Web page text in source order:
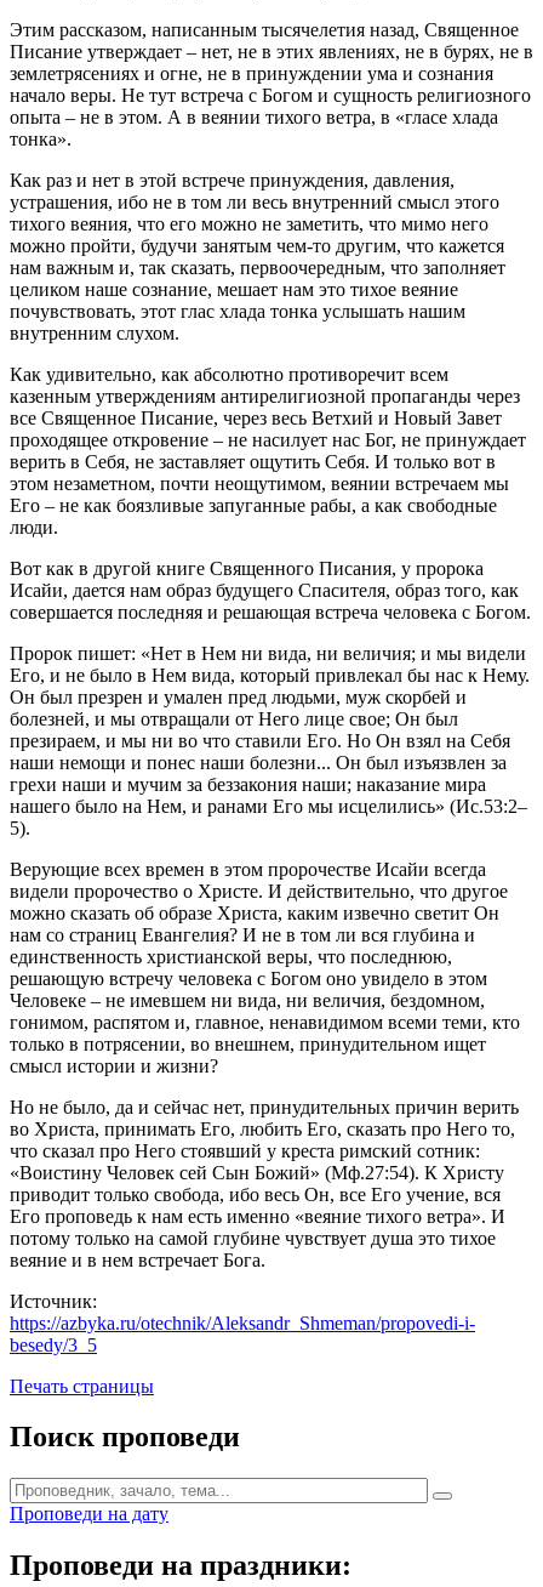
Этим рассказом, написанным тысячелетия назад, Священное
Писание утверждает – нет, не в этих явлениях, не в бурях, не в
землетрясениях и огне, не в принуждении ума и сознания
начало веры. Не тут встреча с Богом и сущность религиозного
опыта – не в этом. А в веянии тихого ветра, в «гласе хлада
тонка».
Как раз и нет в этой встрече принуждения, давления,
устрашения, ибо не в том ли весь внутренний смысл этого
тихого веяния, что его можно не заметить, что мимо него
можно пройти, будучи занятым чем-то другим, что кажется
нам важным и, так сказать, первоочередным, что заполняет
целиком наше сознание, мешает нам это тихое веяние
почувствовать, этот глас хлада тонка услышать нашим
внутренним слухом.
Как удивительно, как абсолютно противоречит всем
казенным утверждениям антирелигиозной пропаганды через
все Священное Писание, через весь Ветхий и Новый Завет
проходящее откровение – не насилует нас Бог, не принуждает
верить в Себя, не заставляет ощутить Себя. И только вот в
этом незаметном, почти неощутимом, веянии встречаем мы
Его – не как боязливые запуганные рабы, а как свободные
люди.
Вот как в другой книге Священного Писания, у пророка
Исайи, дается нам образ будущего Спасителя, образ того, как
совершается последняя и решающая встреча человека с Богом.
Пророк пишет: «Нет в Нем ни вида, ни величия; и мы видели
Его, и не было в Нем вида, который привлекал бы нас к Нему.
Он был презрен и умален пред людьми, муж скорбей и
болезней, и мы отвращали от Него лице свое; Он был
презираем, и мы ни во что ставили Его. Но Он взял на Себя
наши немощи и понес наши болезни... Он был изъязвлен за
грехи наши и мучим за беззакония наши; наказание мира
нашего было на Нем, и ранами Его мы исцелились» (Ис.53:2–
5).
Верующие всех времен в этом пророчестве Исайи всегда
видели пророчество о Христе. И действительно, что другое
можно сказать об образе Христа, каким извечно светит Он
нам со страниц Евангелия? И не в том ли вся глубина и
единственность христианской веры, что последнюю,
решающую встречу человека с Богом оно увидело в этом
Человеке – не имевшем ни вида, ни величия, бездомном,
гонимом, распятом и, главное, ненавидимом всеми теми, кто
только в потрясении, во внешнем, принудительном ищет
смысл истории и жизни?
Но не было, да и сейчас нет, принудительных причин верить
во Христа, принимать Его, любить Его, сказать про Него то,
что сказал про Него стоявший у креста римский сотник:
«Воистину Человек сей Сын Божий» (Мф.27:54). К Христу
приводит только свобода, ибо весь Он, все Его учение, вся
Его проповедь к нам есть именно «веяние тихого ветра». И
потому только на самой глубине чувствует душа это тихое
веяние и в нем встречает Бога.
Источник:
https://azbyka.ru/otechnik/Aleksandr_Shmeman/propovedi-i-
besedy/3_5
Печать страницы
Поиск проповеди
Проповеди на дату
Проповеди на праздники: